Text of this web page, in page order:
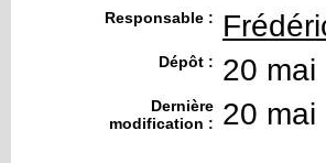
Responsable :
Dépôt : 20 mai
Dernière
modification :
20 mai